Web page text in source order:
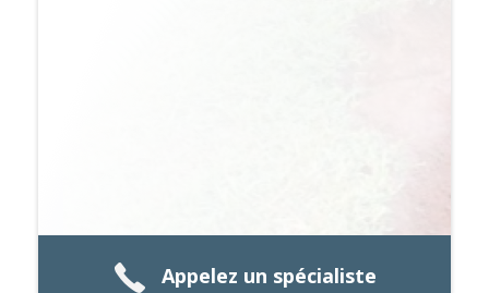
Appelez un spécialiste